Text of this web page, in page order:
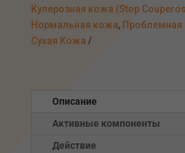
Куперозная кожа (Stop
Нормальная кожа, Проблемная
Сухая Кожа
Описание
Активные компоненты
Действие